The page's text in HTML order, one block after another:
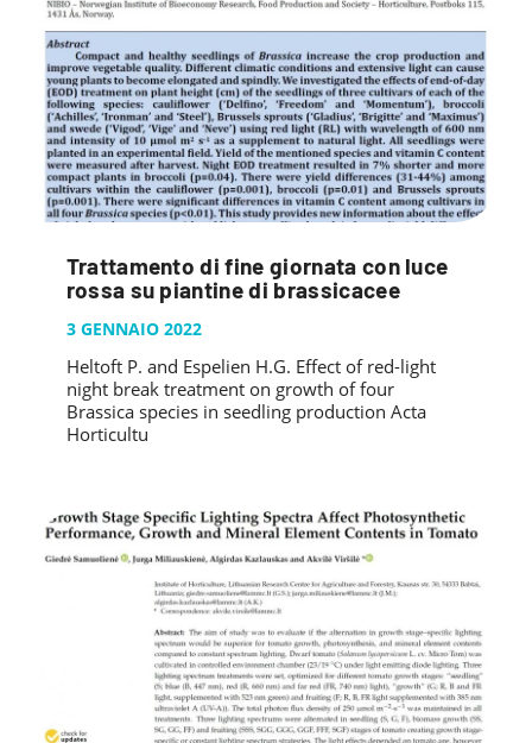
Trattamento di fine giornata con luce
rossa su piantine di brassicacee
3 GENNAIO 2022
Heltoft P. and Espelien H.G. Effect of red-light
night break treatment on growth of four
Brassica species in seedling production Acta
Horticultu